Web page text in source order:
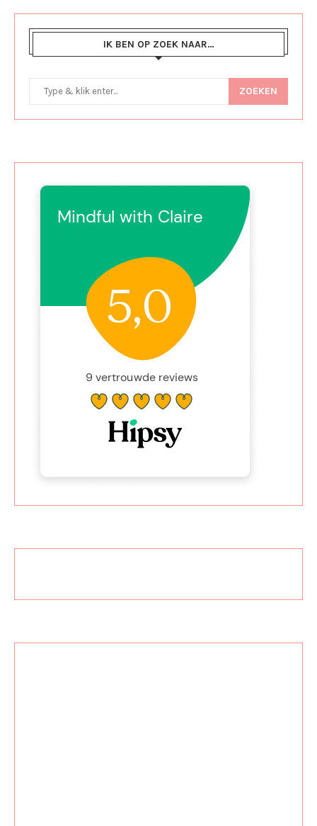
IK BEN OP ZOEK NAAR…
ZOEKEN